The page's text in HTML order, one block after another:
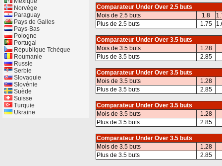
Comparateur Under Over 2.5 buts
Mois de 2.5 buts
1.8
Plus de 2.5 buts
1.75
Comparateur Under Over 3.5 buts
Mois de 3.5 buts
1.28
Plus de 3.5 buts
2.85
Comparateur Under Over 3.5 buts
Mois de 3.5 buts
1.28
Plus de 3.5 buts
2.85
Comparateur Under Over 3.5 buts
Mois de 3.5 buts
1.28
Plus de 3.5 buts
2.85
Comparateur Under Over 3.5 buts
Mois de 3.5 buts
1.28
Plus de 3.5 buts
2.85
Norvège
Paraguay
Pays de Galles
Pays-Bas
Pologne
Portugal
République Tchèque
Roumanie
Russie
Serbie
Slovaquie
Slovénie
Suède
Suisse
Turquie
Ukraine